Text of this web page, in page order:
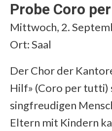
Probe Coro
Mittwoch, 2.
Ort: Saal
Der Chor der
Hilf» (Coro per tutti)
singfreudigen
Eltern mit Kindern